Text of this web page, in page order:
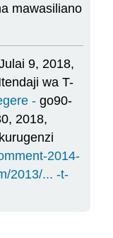
mawasiliano
9, 2018,
wa T-
- go90-
2018,
2014-
2013/... -t-